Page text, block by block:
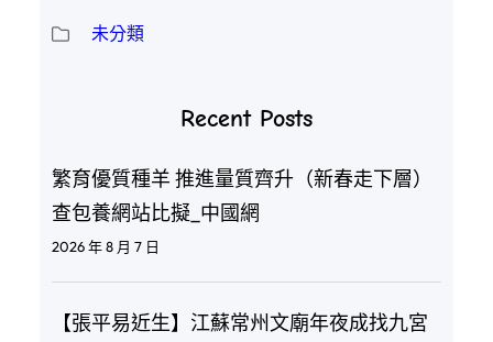
未分類
Recent Posts
繁育優質種羊 推進量質齊升（新春走下層）
查包養網站比擬_中國網
2026 年 8 月 7 日
【張平易近生】江蘇常州文廟年夜成找九宮